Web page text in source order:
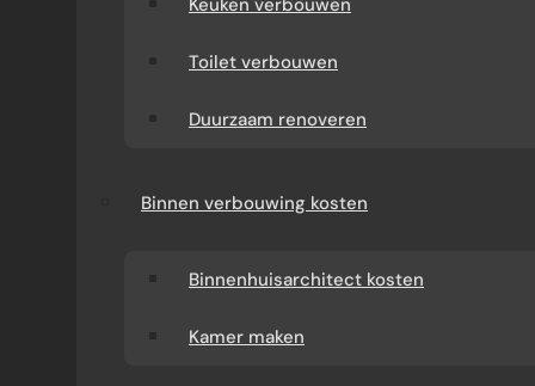
Keuken verbouwen
Toilet verbouwen
Duurzaam renoveren
Binnen verbouwing kosten
Binnenhuisarchitect kosten
Kamer maken